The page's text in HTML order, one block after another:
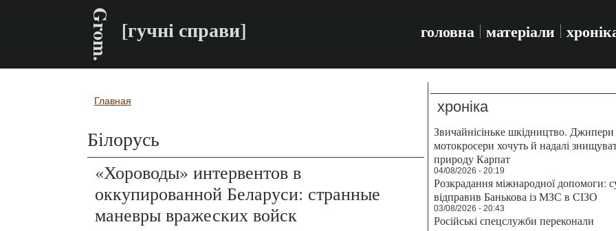
Grom. [гучні справи] головна матеріали
Вы здесь
Главная
Білорусь
«Хороводы» интервентов в
оккупированной Беларуси: странные
маневры вражеских войск
хроніка
Звичайнісіньке шкідництво. Джипери
мотокросери хочуть й надалі
природу Карпат
04/08/2026 - 20:19
Розкрадання міжнародної допомоги:
відправив Банькова із МЗС в СІЗО
03/08/2026 - 20:43
Російські спецслужби переконали